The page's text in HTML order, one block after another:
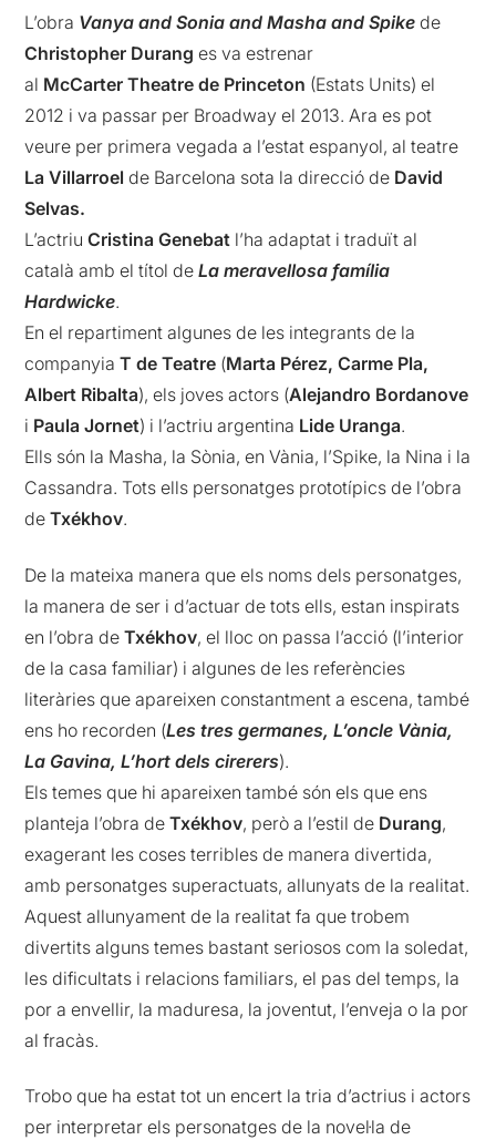
L’obra Vanya and Sonia and Masha and Spikede
Christopher Duranges va estrenar
al McCarter Theatre de Princeton (Estats Units) el
2012 i va passar per Broadway el 2013. Ara es pot
veure per primera vegada a l’estat espanyol, al teatre
La Villarroelde Barcelona sota la direcció de David
Selvas.
L’actriuCristina Genebat l’ha adaptat i traduït al
català amb el títol deLa meravellosa família
Hardwicke.
En el repartiment algunes de les integrants de la
companyiaT de Teatre (Marta Pérez, Carme Pla,
Albert Ribalta), els joves actors (Alejandro Bordanove
i Paula Jornet) i l’actriu argentina Lide Uranga.
Ells són la Masha, la Sònia, en Vània, l’Spike, la Nina i la
Cassandra. Tots ells personatges prototípics de l’obra
deTxékhov.
De la mateixa manera que els noms dels personatges,
la manera de ser i d’actuar de tots ells, estan inspirats
en l’obra deTxékhov, el lloc on passa l’acció (l’interior
de la casa familiar) i algunes de les referències
literàries que apareixen constantment a escena, també
ens ho recorden (Les tres germanes, L’oncle Vània,
La Gavina, L’hort dels cirerers).
Els temes que hi apareixen també són els que ens
planteja l’obra deTxékhov, però a l’estil de Durang,
exagerant les coses terribles de manera divertida,
amb personatges superactuats, allunyats de la realitat.
Aquest allunyament de la realitat fa que trobem
divertits alguns temes bastant seriosos com la soledat,
les dificultats i relacions familiars, el pas del temps, la
por a envellir, la maduresa, la joventut, l’enveja o la por
al fracàs.
Trobo que ha estat tot un encert la tria d’actrius i actors
per interpretar els personatges de la novel·la de